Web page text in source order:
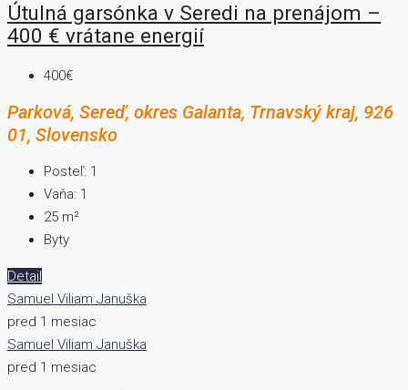
Útulná garsónka v Seredi na prenájom –
400 € vrátane energií
400€
Parková, Sereď, okres Galanta, Trnavský kraj, 926
01, Slovensko
Posteľ: 1
Vaňa: 1
25 m²
Byty
Detail
Samuel Viliam Januška
pred 1 mesiac
Samuel Viliam Januška
pred 1 mesiac